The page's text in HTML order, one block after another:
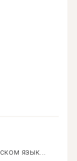
язык...